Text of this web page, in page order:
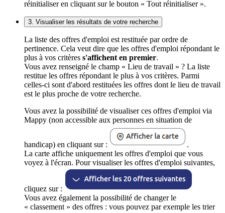
réinitialiser en cliquant sur le bouton « Tout réinitialiser ».
3. Visualiser les résultats de votre recherche
La liste des offres d'emploi est restituée par ordre de
pertinence. Cela veut dire que les offres d'emploi répondant le
plus à vos critères s'affichent en premier.
Vous avez renseigné le champ « Lieu de travail » ? La liste
restitue les offres répondant le plus à vos critères. Parmi
celles-ci sont d'abord restituées les offres dont le lieu de travail
est le plus proche de votre recherche.
Vous avez la possibilité de visualiser ces offres d'emploi via
Mappy (non accessible aux personnes en situation de
handicap) en cliquant sur :
.
La carte affiche uniquement les offres d'emploi que vous
voyez à l'écran. Pour visualiser les offres d'emploi suivantes,
cliquez sur :
Vous avez également la possibilité de changer le
« classement » des offres : vous pouvez par exemple les trier